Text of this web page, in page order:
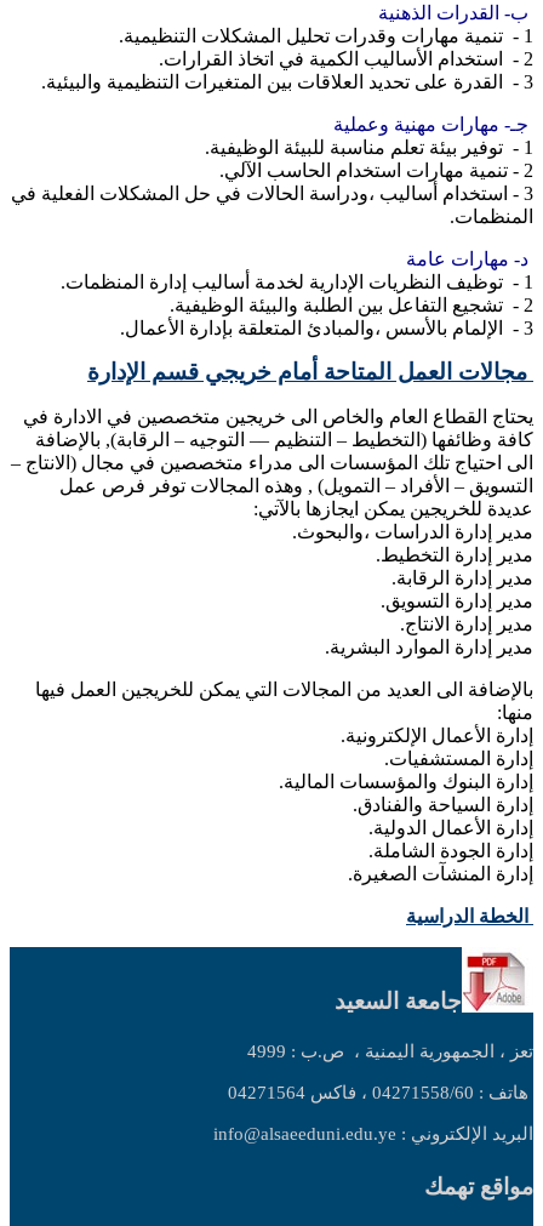
ب- القدرات الذهنية
1 - تنمية مهارات وقدرات تحليل المشكلات التنظيمية.
2 - استخدام الأساليب الكمية في اتخاذ القرارات.
3 - القدرة على تحديد العلاقات بين المتغيرات التنظيمية والبيئية.
جـ- مهارات مهنية وعملية
1 - توفير بيئة تعلم مناسبة للبيئة الوظيفية.
2 - تنمية مهارات استخدام الحاسب الآلي.
3 - استخدام أساليب ،ودراسة الحالات في حل المشكلات الفعلية في
المنظمات.
د- مهارات عامة
1 - توظيف النظريات الإدارية لخدمة أساليب إدارة المنظمات.
2 - تشجيع التفاعل بين الطلبة والبيئة الوظيفية.
3 - الإلمام بالأسس ،والمبادئ المتعلقة بإدارة الأعمال.
مجالات العمل المتاحة أمام خريجي قسم الإدارة
يحتاج القطاع العام والخاص الى خريجين متخصصين في الادارة في
كافة وظائفها (التخطيط – التنظيم –– التوجيه – الرقابة), بالإضافة
الى احتياج تلك المؤسسات الى مدراء متخصصين في مجال (الانتاج –
التسويق – الأفراد – التمويل) , وهذه المجالات توفر فرص عمل
عديدة للخريجين يمكن ايجازها بالآتي:
مدير إدارة الدراسات ،والبحوث.
مدير إدارة التخطيط.
مدير إدارة الرقابة.
مدير إدارة التسويق.
مدير إدارة الانتاج.
مدير إدارة الموارد البشرية.
بالإضافة الى العديد من المجالات التي يمكن للخريجين العمل فيها
منها:
إدارة الأعمال الإلكترونية.
إدارة المستشفيات.
إدارة البنوك والمؤسسات المالية.
إدارة السياحة والفنادق.
إدارة الأعمال الدولية.
إدارة الجودة الشاملة.
إدارة المنشآت الصغيرة.
الخطة الدراسية
جامعة السعيد
تعز ، الجمهورية اليمنية ، ص.ب : 4999
هاتف : 04271558/60 ، فاكس 04271564
البريد الإلكتروني : info@alsaeeduni.edu.ye
مواقع تهمك